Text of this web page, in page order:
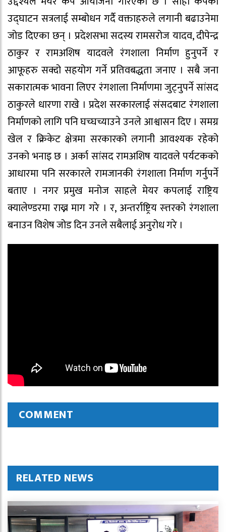
उद्घाटन सत्रलाई सम्बोधन गर्दै वक्ताहरुले लगानी बढाउनेमा
जोड दिएका छन् । प्रदेशसभा सदस्य रामसरोज यादव, दीपेन्द्र
ठाकुर र रामअशिष यादवले रंगशाला निर्माण हुनुपर्ने र
आफूहरु सक्दो सहयोग गर्ने प्रतिवबद्धता जनाए । सबै जना
सकारात्मक भावना लिएर रंगशाला निर्माणमा जुट्नुपर्ने सांसद
ठाकुरले धारणा राखे । प्रदेश सरकारलाई संसदबाट रंगशाला
निर्माणको लागि पनि घच्घच्याउने उनले आश्वासन दिए । समग्र
खेल र क्रिकेट क्षेत्रमा सरकारको लगानी आवश्यक रहेको
उनको भनाइ छ । अर्का सांसद रामअशिष यादवले पर्यटकको
आधारमा पनि सरकारले रामजानकी रंगशाला निर्माण गर्नुपर्ने
बताए । नगर प्रमुख मनोज साहले मेयर कपलाई राष्ट्रिय
क्यालेण्डरमा राख्न माग गरे । र, अन्तर्राष्ट्रिय स्त्तरको रंगशाला
बनाउन विशेष जोड दिन उनले सबैलाई अनुरोध गरे ।
COMMENT
RELATED NEWS